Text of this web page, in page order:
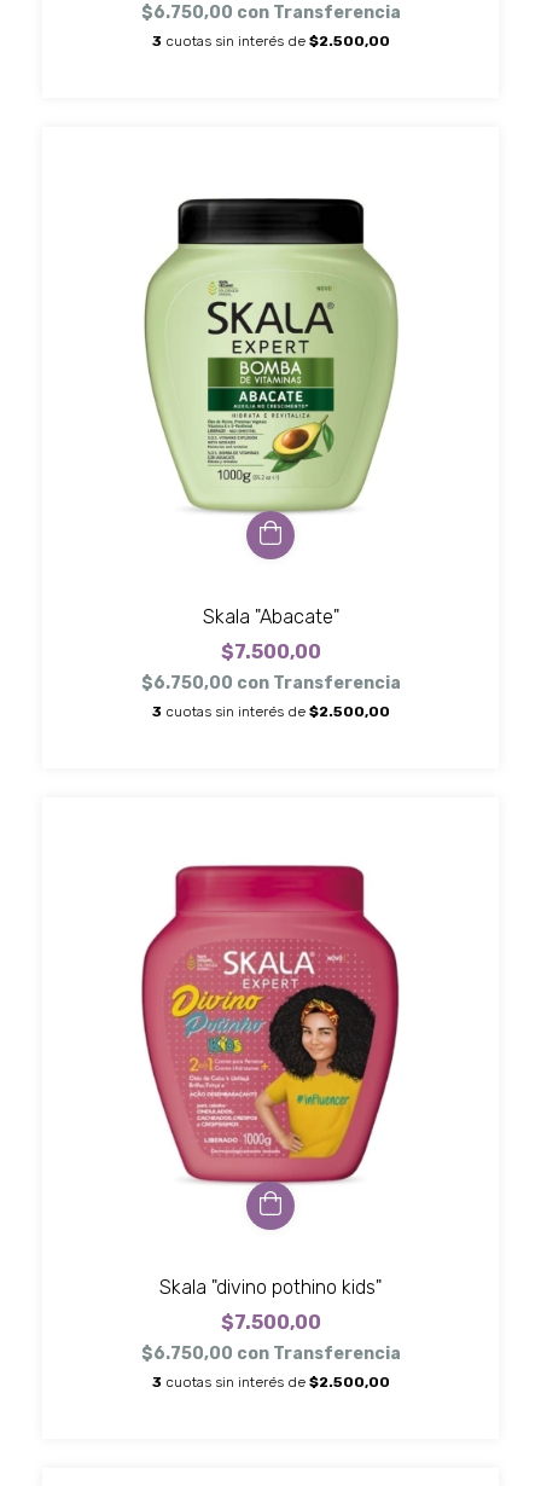
$6.750,00 con Transferencia
3 cuotas sin interés de $2.500,00
Skala "Abacate"
$7.500,00
$6.750,00 con Transferencia
3 cuotas sin interés de $2.500,00
Skala "divino pothino kids"
$7.500,00
$6.750,00 con Transferencia
3 cuotas sin interés de $2.500,00